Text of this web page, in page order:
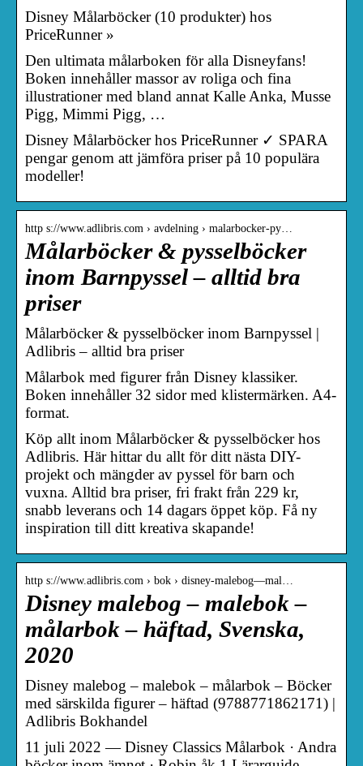
Disney Målarböcker (10 produkter) hos
PriceRunner »
Den ultimata målarboken för alla Disneyfans!
Boken innehåller massor av roliga och fina
illustrationer med bland annat Kalle Anka, Musse
Pigg, Mimmi Pigg, …
Disney Målarböcker hos PriceRunner ✓ SPARA
pengar genom att jämföra priser på 10 populära
modeller!
http s://www.adlibris.com › avdelning › malarbocker-py…
Målarböcker & pysselböcker
inom Barnpyssel – alltid bra
priser
Målarböcker & pysselböcker inom Barnpyssel |
Adlibris – alltid bra priser
Målarbok med figurer från Disney klassiker.
Boken innehåller 32 sidor med klistermärken. A4-
format.
Köp allt inom Målarböcker & pysselböcker hos
Adlibris. Här hittar du allt för ditt nästa DIY-
projekt och mängder av pyssel för barn och
vuxna. Alltid bra priser, fri frakt från 229 kr,
snabb leverans och 14 dagars öppet köp. Få ny
inspiration till ditt kreativa skapande!
http s://www.adlibris.com › bok › disney-malebog—mal…
Disney malebog – malebok –
målarbok – häftad, Svenska,
2020
Disney malebog – malebok – målarbok – Böcker
med särskilda figurer – häftad (9788771862171) |
Adlibris Bokhandel
11 juli 2022 — Disney Classics Målarbok · Andra